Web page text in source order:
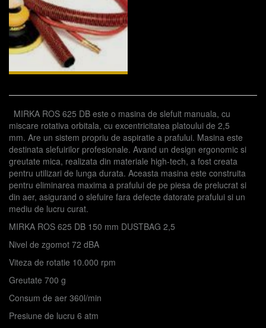
MIRKA ROS 625 DB este o masina de slefuit manuala, cu
miscare rotativa orbitala, cu excentricitatea platoului de 2,5
mm. Are un sistem propriu de aspiratie a prafului. Masina este
destinata slefuirilor profesionale. Avand un design ergonomic si
greutate mica, realizata din materiale high-tech, a fost creata
pentru utilizari de lunga durata. Aceasta masina este construita
pentru eliminarea maxima a prafului de pe piesa de prelucrat si
din aer, asigurand o slefuire fara defecte datorate prafului si un
mediu de lucru curat.
MIRKA ROS 625 DB 150 mm DUSTBAG 2,5
Nivel de zgomot 72 dBA
Viteza de rotatie 10.000 rpm
Greutate 700 g
Consum de aer 360l/min
Presiune de lucru 6 atm